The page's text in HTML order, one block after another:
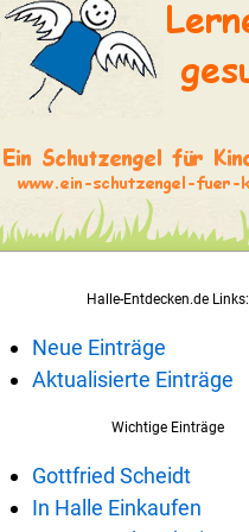
Halle-Entdecken.de Links:
Neue Einträge
Aktualisierte Einträge
Wichtige Einträge
Gottfried Scheidt
In Halle Einkaufen